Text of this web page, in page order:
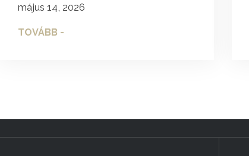
május 14, 2026
TOVÁBB -